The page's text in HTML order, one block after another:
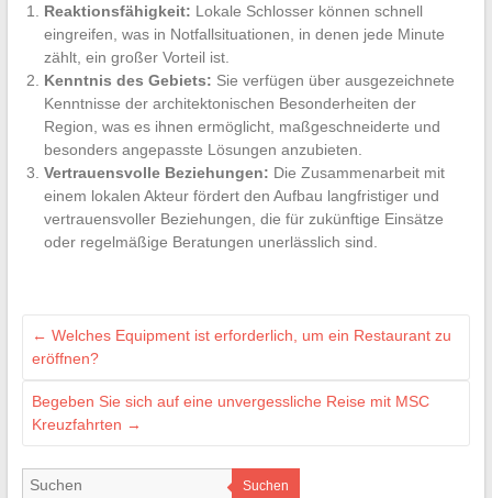
Reaktionsfähigkeit: Lokale Schlosser können schnell
eingreifen, was in Notfallsituationen, in denen jede Minute
zählt, ein großer Vorteil ist.
Kenntnis des Gebiets: Sie verfügen über ausgezeichnete
Kenntnisse der architektonischen Besonderheiten der
Region, was es ihnen ermöglicht, maßgeschneiderte und
besonders angepasste Lösungen anzubieten.
Vertrauensvolle Beziehungen: Die Zusammenarbeit mit
einem lokalen Akteur fördert den Aufbau langfristiger und
vertrauensvoller Beziehungen, die für zukünftige Einsätze
oder regelmäßige Beratungen unerlässlich sind.
← Welches Equipment ist erforderlich, um ein Restaurant zu
eröffnen?
Begeben Sie sich auf eine unvergessliche Reise mit MSC
Kreuzfahrten →
Suchen